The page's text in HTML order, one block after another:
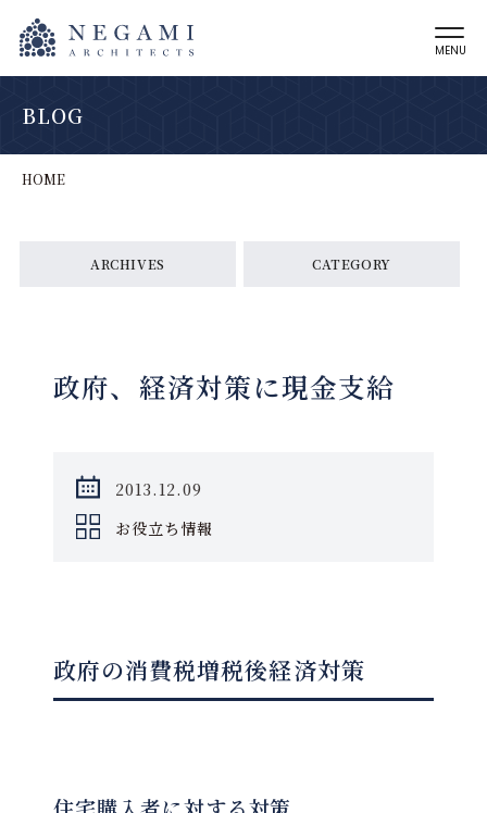
MENU
BLOG
HOME
ARCHIVES CATEGORY
政府、経済対策に現金支給
2013.12.09
お役立ち情報
政府の消費税増税後経済対策